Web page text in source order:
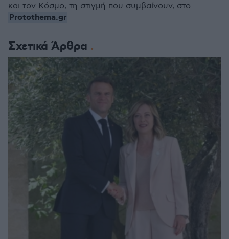
Σχετικά Άρθρα
και τον Κόσμο, τη στιγμή που συμβαίνουν, στο
Protothema.gr